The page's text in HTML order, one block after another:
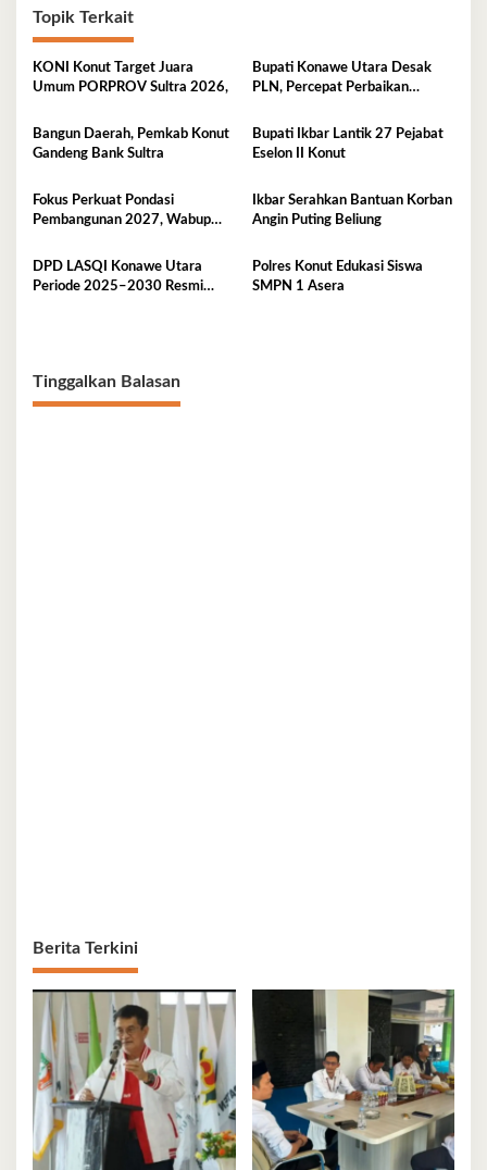
Topik Terkait
KONI Konut Target Juara
Umum PORPROV Sultra 2026,
Bupati Konawe Utara Desak
PLN, Percepat Perbaikan
Bangun Daerah, Pemkab Konut
Gandeng Bank Sultra
Bupati Ikbar Lantik 27 Pejabat
Eselon II Konut
Fokus Perkuat Pondasi
Pembangunan 2027, Wabup
Anggaran
Ikbar Serahkan Bantuan Korban
Angin Puting Beliung
DPD LASQI Konawe Utara
Periode 2025–2030 Resmi
Polres Konut Edukasi Siswa
SMPN 1 Asera
Tinggalkan Balasan
Berita Terkini